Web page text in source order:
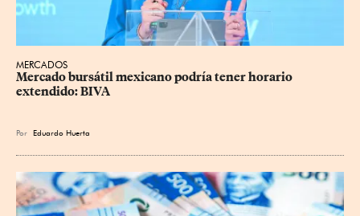
MERCADOS
Mercado bursátil mexicano podría tener horario
extendido: BIVA
Por Eduardo Huerta